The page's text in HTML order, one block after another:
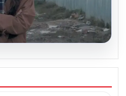
farklı bir imza: Ceylan
iyi filmleri